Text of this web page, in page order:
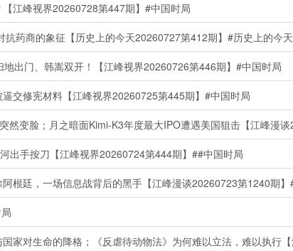
江峰视界20260728第447期】#中国时局
药商的象征【历史上的今天20260727第412期】#历史上的今天
出门、韩嵩双开！【江峰视界20260726第446期】#中国时局
交修宪材料【江峰视界20260725第445期】#中国时局
出手按刀【江峰视界20260724第444期】##中国时局